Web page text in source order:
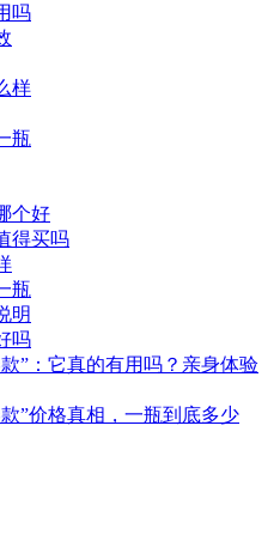
吗
样
瓶
个好
得买吗
瓶
明
吗
”：它真的有用吗？亲身体验
”价格真相，一瓶到底多少